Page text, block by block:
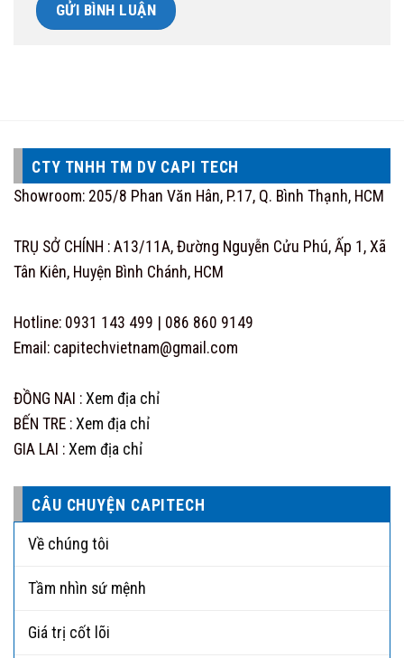
CTY TNHH TM DV CAPI TECH
Showroom: 205/8 Phan Văn Hân, P.17, Q. Bình Thạnh, HCM
TRỤ SỞ CHÍNH : A13/11A, Đường Nguyễn Cửu Phú, Ấp 1, Xã
Tân Kiên, Huyện Bình Chánh, HCM
Hotline: 0931 143 499 | 086 860 9149
Email: capitechvietnam@gmail.com
ĐỒNG NAI : Xem địa chỉ
BẾN TRE : Xem địa chỉ
GIA LAI : Xem địa chỉ
CÂU CHUYỆN CAPITECH
Về chúng tôi
Tầm nhìn sứ mệnh
Giá trị cốt lõi